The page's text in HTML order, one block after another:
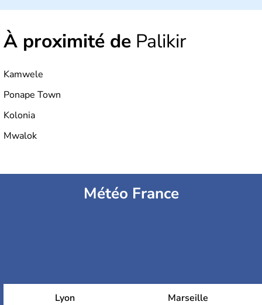
À proximité de Palikir
Kamwele
Ponape Town
Kolonia
Mwalok
Météo France
Lyon Marseille